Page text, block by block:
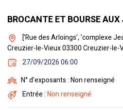
BROCANTE ET BOURSE
['Rue des Arloings', 'complexe
Creuzier-le-Vieux 03300 Creuzier-le-
27/09/2026 06:00
N° d'exposants : Non renseigné
Entrée :Non renseigné